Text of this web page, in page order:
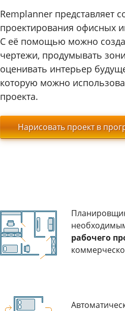
Remplanner представляет
проектирования офисных
С её помощью можно
чертежи, продумывать
оценивать интерьер
которую можно
проекта.
Нарисовать проект в
рабочего